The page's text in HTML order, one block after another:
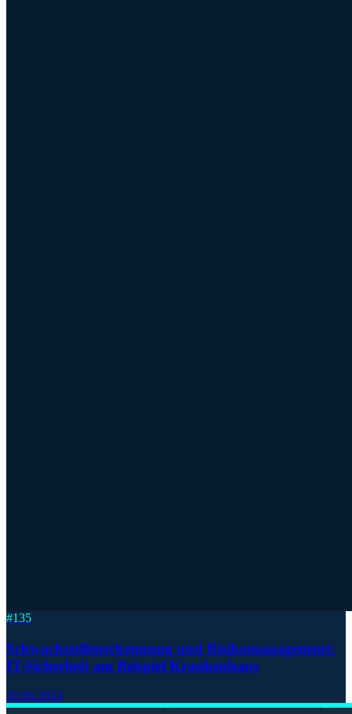
#135
Schwachstellenerkennung und Risikomanagement:
IT-Sicherheit am Beispiel Krankenhaus
26.06.2024